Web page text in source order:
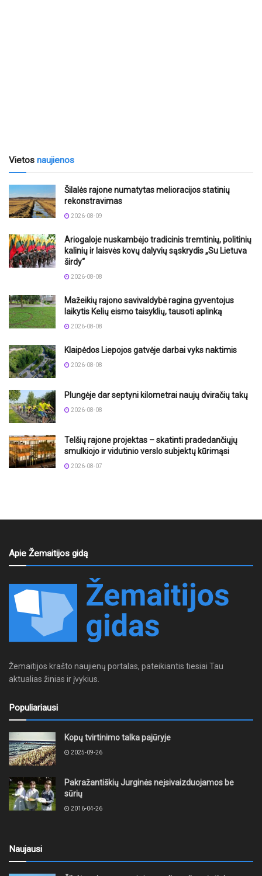
Vietos naujienos
Šilalės rajone numatytas melioracijos statinių
rekonstravimas
2026-08-09
Ariogaloje nuskambėjo tradicinis tremtinių, politinių
kalinių ir laisvės kovų dalyvių sąskrydis „Su Lietuva
širdy“
2026-08-08
Mažeikių rajono savivaldybė ragina gyventojus
laikytis Kelių eismo taisyklių, tausoti aplinką
2026-08-08
Klaipėdos Liepojos gatvėje darbai vyks naktimis
2026-08-08
Plungėje dar septyni kilometrai naujų dviračių takų
2026-08-08
Telšių rajone projektas – skatinti pradedančiųjų
smulkiojo ir vidutinio verslo subjektų kūrimąsi
2026-08-07
Apie Žemaitijos gidą
Žemaitijos krašto naujienų portalas, pateikiantis tiesiai Tau
aktualias žinias ir įvykius.
Populiariausi
Kopų tvirtinimo talka pajūryje
2025-09-26
Pakražantiškių Jurginės neįsivaizduojamos be
sūrių
2016-04-26
Naujausi